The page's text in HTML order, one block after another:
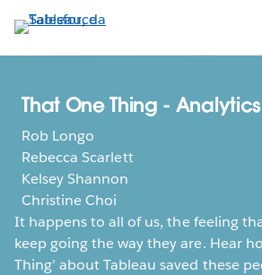
Passa
contenuto
That One Thing -
Rob Longo
Rebecca Scarlett
Kelsey Shannon
Christine Choi
It happens to all of us, the feeling
keep going the way they are. Hear
Thing’ about Tableau saved these